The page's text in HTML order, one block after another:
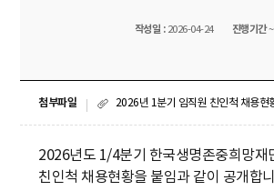
작성일 : 2026-04-24 진행기간~
첨부파일 2026년 1분기 임직원 친인척 채용
2026년도 1/4분기 한국생명존중희망재
친인척 채용현황을 붙임과 같이 공개합